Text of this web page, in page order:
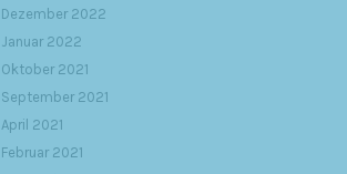
Dezember 2022
Januar 2022
Oktober 2021
September 2021
April 2021
Februar 2021